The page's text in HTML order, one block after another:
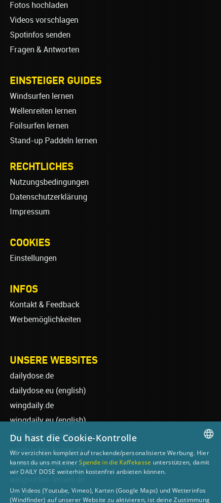
Fotos hochladen
Videos vorschlagen
Spotinfos senden
Fragen & Antworten
EINSTEIGER GUIDES
Windsurfen lernen
Wellenreiten lernen
Foilsurfen lernen
Stand-up Paddeln lernen
RECHTLICHES
Nutzungsbedingungen
Datenschutzerklärung
Impressum
COOKIES
Einstellungen
INFOS
Kontakt & Feedback
Werbemöglichkeiten
UNSERE WEBSITES
dailydose.de
dailydose.eu (english)
wingdaily.de
wingdaily.eu(english)
dailydose-shop.de
windsurfen-lernen.de
wellenreiten-lernen.de
surfen-lernen.de
GERMAN
Du hast die Cookie-Kontrolle
Wir verzichten komplett auf trackende/personalisierte Werbung. Hier
kannst du uns mit einerSpende in die Kaffekasse unterstützen, damit
wir DAILY DOSE weiterhin kostenfrei anbieten können.
Um Videos (Youtube, Vimeo), Karten (Google Maps) und Wetterinfos
(Windfinder) auf unserer Website zu aktivieren, ist deine Zustimmung